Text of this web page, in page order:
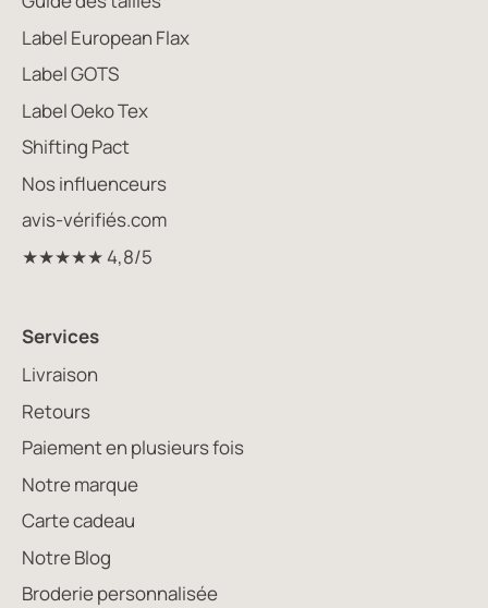
Label European Flax
Label GOTS
Label Oeko Tex
Shifting Pact
Nos influenceurs
avis-vérifiés.com
★★★★★ 4,8/5
Services
Livraison
Retours
Paiement en plusieurs fois
Notre marque
Carte cadeau
Notre Blog
Broderie personnalisée